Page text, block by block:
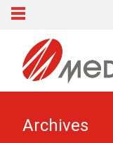
Archives